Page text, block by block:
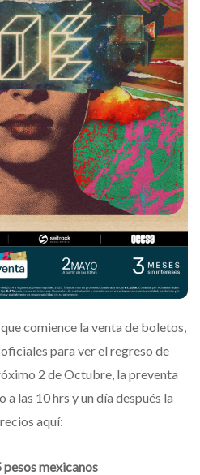
comience la venta de boletos,
para ver el regreso de
2 de Octubre, la preventa
las 10 hrs y un día después la
aquí:
mexicanos